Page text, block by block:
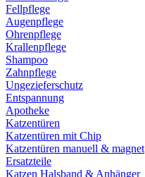
Fellpflege
Augenpflege
Ohrenpflege
Krallenpflege
Shampoo
Zahnpflege
Ungezieferschutz
Entspannung
Apotheke
Katzentüren
Katzentüren mit Chip
Katzentüren manuell & magnet
Ersatzteile
Katzen Halsband & Anhänger